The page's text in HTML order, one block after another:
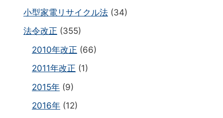
小型家電リサイクル法 (34)
法令改正 (355)
2010年改正 (66)
2011年改正 (1)
2015年 (9)
2016年 (12)